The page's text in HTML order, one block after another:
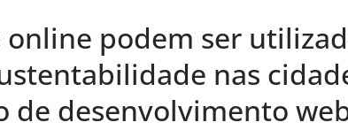
podem ser
nas
de desenvolvimento